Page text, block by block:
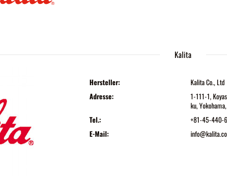
Kalita
Hersteller:
Kalita Co., Ltd
Adresse:
1-111-1,
ku,
Tel.:
+81-45-440-
E-Mail: